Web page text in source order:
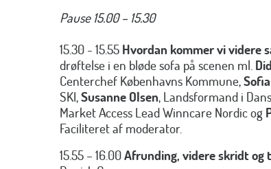
Pause 15.00 – 15.30
15.30 - 15.55 Hvordan kommer vi videre
drøftelse i en bløde sofa på scenen ml.
Centerchef Københavns Kommune,
SKI,Susanne Olsen, Landsformand i
Market Access Lead Winncare Nordic og
Faciliteret af moderator.
15.55 – 16.00Afrunding, videre skridt og